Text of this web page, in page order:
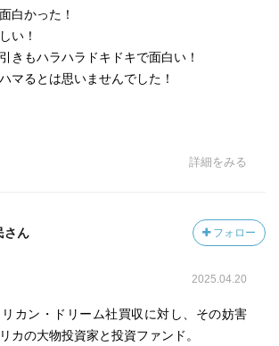
白かった！
い！
きもハラハラドキドキで面白い！
マるとは思いませんでした！
詳細をみる
さん フォロー
2025.04.20
カン・ドリーム社買収に対し、その妨害
カの大物投資家と投資ファンド。